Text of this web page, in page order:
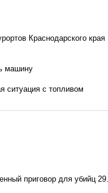
Краснодарского края
машину
ситуация с топливом
приговор для убийц